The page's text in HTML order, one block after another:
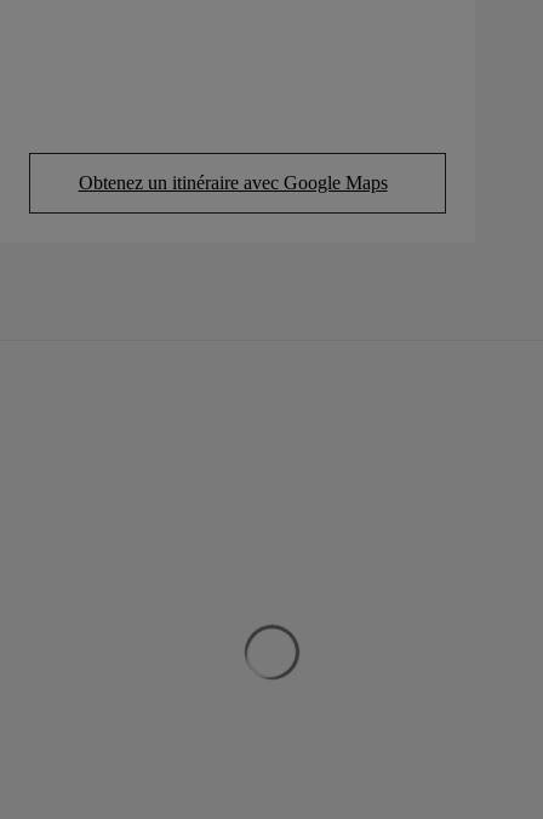
Obtenez un itinéraire avec Google Maps
(Opens in new tab)